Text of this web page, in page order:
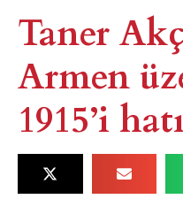
Taner
Armen
1915’i